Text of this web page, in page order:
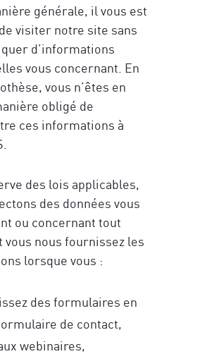
générale, il vous est
visiter notre site sans
d’informations
vous concernant. En
vous n’êtes en
obligé de
ces informations à
des lois applicables,
des données vous
ou concernant tout
nous fournissez les
lorsque vous :
des formulaires en
de contact,
webinaires,